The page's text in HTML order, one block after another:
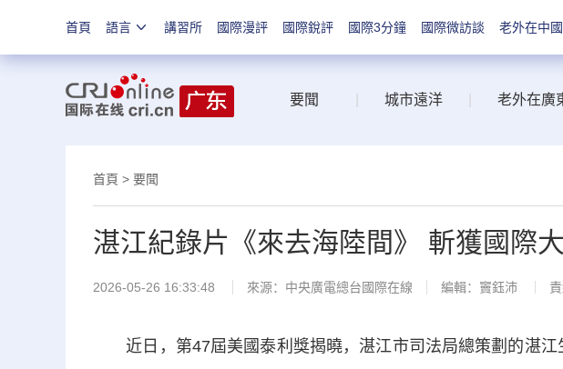
首頁 語言 講習所 國際漫評 國際銳評 國際3分鐘 國際微訪談 老外在中國
要聞 城市遠洋 老外在廣
首頁 > 要聞
湛江紀錄片《來去海陸間》 斬獲國際大
2026-05-26 16:33:48 來源：中央廣電總台國際在線 編輯：竇鈺沛
近日，第47屆美國泰利獎揭曉，湛江市司法局總策劃的湛江